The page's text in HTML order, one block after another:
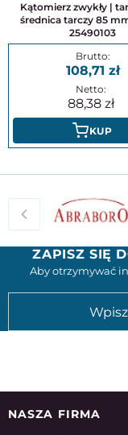
Kątomierz zwykły | tarczowy |
średnica tarczy 85
25490103
108,71
88,38
KUP
ZAPISZ SIĘ
Aby otrzymywać
NASZA FIRMA